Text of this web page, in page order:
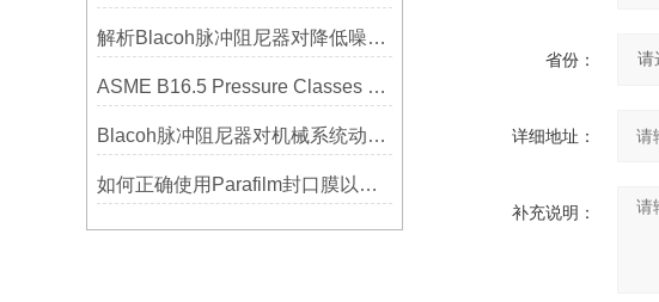
解析Blacoh脉冲阻尼器对降低噪音的显著作用
ASME B16.5 Pressure Classes of Flanges压力等级
Blacoh脉冲阻尼器对机械系统动态特性的影响分析
如何正确使用Parafilm封口膜以确保实验结果的准确性？
省份：
详细地址：
补充说明：